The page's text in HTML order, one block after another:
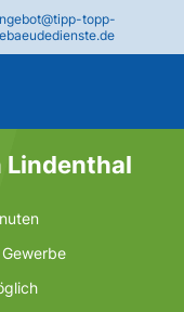
topp-
Lindenthal